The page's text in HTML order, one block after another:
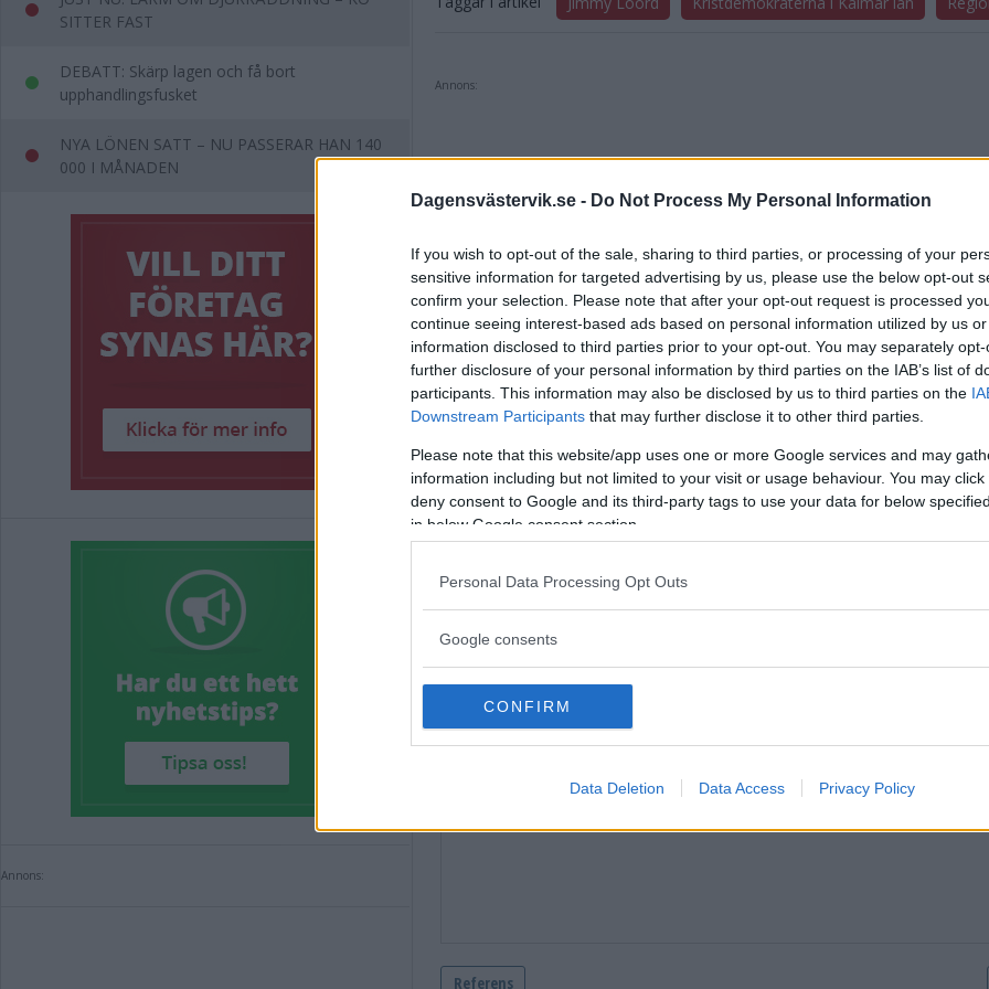
Dagensvästervik.se - Do Not Process My Personal Information
If you wish to opt-out of the sale, sharing to third parties, or processing of your
sensitive information for targeted advertising by us, please use the below opt-out
confirm your selection. Please note that after your opt-out request is processed
continue seeing interest-based ads based on personal information utilized by us
information disclosed to third parties prior to your opt-out. You may separately
further disclosure of your personal information by third parties on the IAB’s list of
participants. This information may also be disclosed by us to third parties on the
Downstream Participants that may further disclose it to other third parties.
Please note that this website/app uses one or more Google services and may
information including but not limited to your visit or usage behaviour. You may
deny consent to Google and its third-party tags to use your data for below
in below Google consent section.
Personal Data Processing Opt Outs
Google consents
CONFIRM
Data Deletion Data Access Privacy Policy
SITTER FAST
DEBATT: Skärp lagen och få bort
upphandlingsfusket
NYA LÖNEN SATT – NU PASSERAR HAN 140
000 I MÅNADEN
Annons:
Annons:
DELA PÅ FACEBOOK DELA PÅ X
Relaterade inlägg
Debatt: "Orimliga tonårsutvisningar ska stoppas!"
Länets KD-topp invald i partistyrelsen
Välkomnar regeringens besked om minskat barnafödande – "Går inte att
Jimmy Loords sjätte år – fick förnyat förtroende i distriktet
Malin Sjölander vill ha en tillgänglig vård i alla steg
Kommentera